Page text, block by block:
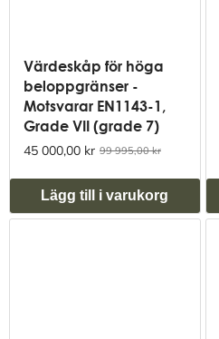
Värdeskåp för höga
beloppgränser -
Motsvarar EN1143-1,
Grade VII (grade 7)
45 000,00 kr 99 995,00 kr
Lägg till i varukorg